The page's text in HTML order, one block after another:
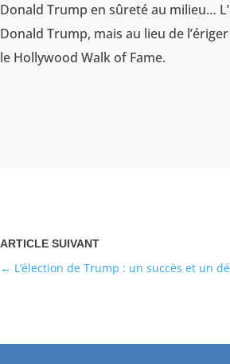
Donald Trump en sûreté au milieu…
Donald Trump, mais au lieu de
le Hollywood Walk of Fame.
L’élection de Trump : un succès et un